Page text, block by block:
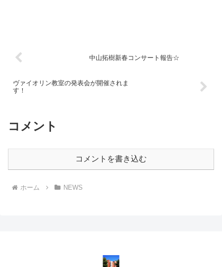
中山拓樹新春コンサート報告☆
ヴァイオリン教室の発表会が開催されま
す！
コメント
コメントを書き込む
ホーム NEWS